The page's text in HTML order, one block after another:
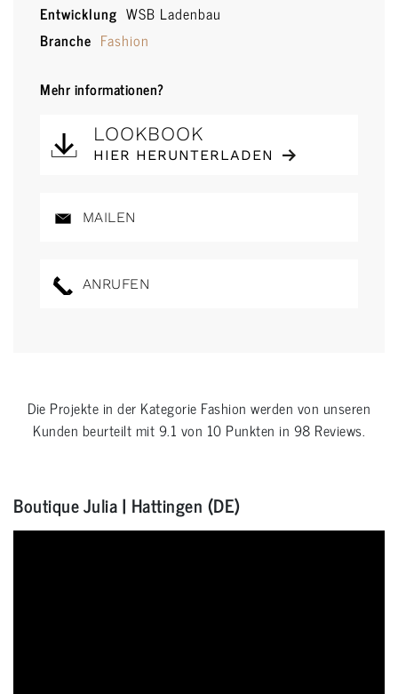
Entwicklung WSB Ladenbau
Branche Fashion
Mehr informationen?
LOOKBOOK
HIER HERUNTERLADEN
MAILEN
ANRUFEN
Die Projekte in der Kategorie Fashion werden von unseren
Kunden beurteilt mit9.1 von 10 Punkten in 98 Reviews.
Boutique Julia | Hattingen (DE)